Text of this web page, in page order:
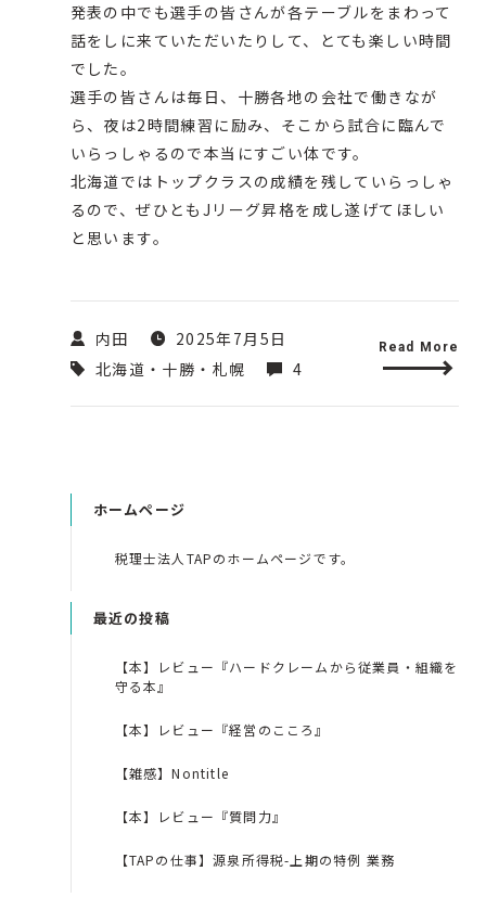
発表の中でも選手の皆さんが各テーブルをまわって
話をしに来ていただいたりして、とても楽しい時間
でした。
選手の皆さんは毎日、十勝各地の会社で働きなが
ら、夜は2時間練習に励み、そこから試合に臨んで
いらっしゃるので本当にすごい体です。
北海道ではトップクラスの成績を残していらっしゃ
るので、ぜひともJリーグ昇格を成し遂げてほしい
と思います。
内田
2025年7月5日
北海道・十勝・札幌
4
Read More
ホームページ
税理士法人TAPのホームページです。
最近の投稿
【本】レビュー『ハードクレームから従業員・組織を
守る本』
【本】レビュー『経営のこころ』
【雑感】Nontitle
【本】レビュー『質問力』
【TAPの仕事】源泉所得税-上期の特例 業務